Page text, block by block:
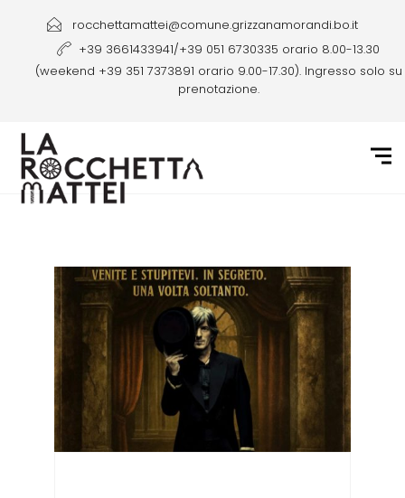
rocchettamattei@comune.grizzanamorandi.bo.it
+39 3661433941/+39 051 6730335 orario 8.00-13.30
(weekend +39 351 7373891 orario 9.00-17.30). Ingresso solo su
prenotazione.